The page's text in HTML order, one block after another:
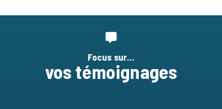
Focus sur…
vos témoignages